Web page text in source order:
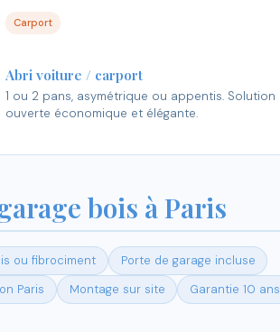
Carport
Abri voiture / carport
1 ou 2 pans, asymétrique ou appentis. Solution
ouverte économique et élégante.
bois à Paris
ou fibrociment
Porte de garage incluse
Paris Montage sur site
Garantie 10 ans